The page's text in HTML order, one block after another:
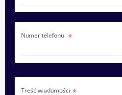
Numer telefonu
Treść wiadomości